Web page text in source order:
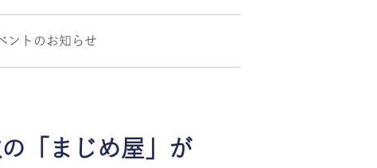
ントのお知らせ
「まじめ屋」が